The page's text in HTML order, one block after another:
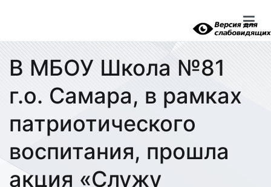
В МБОУ Школа №81
г.о. Самара, в рамках
патриотического
воспитания, прошла
акция «Служу